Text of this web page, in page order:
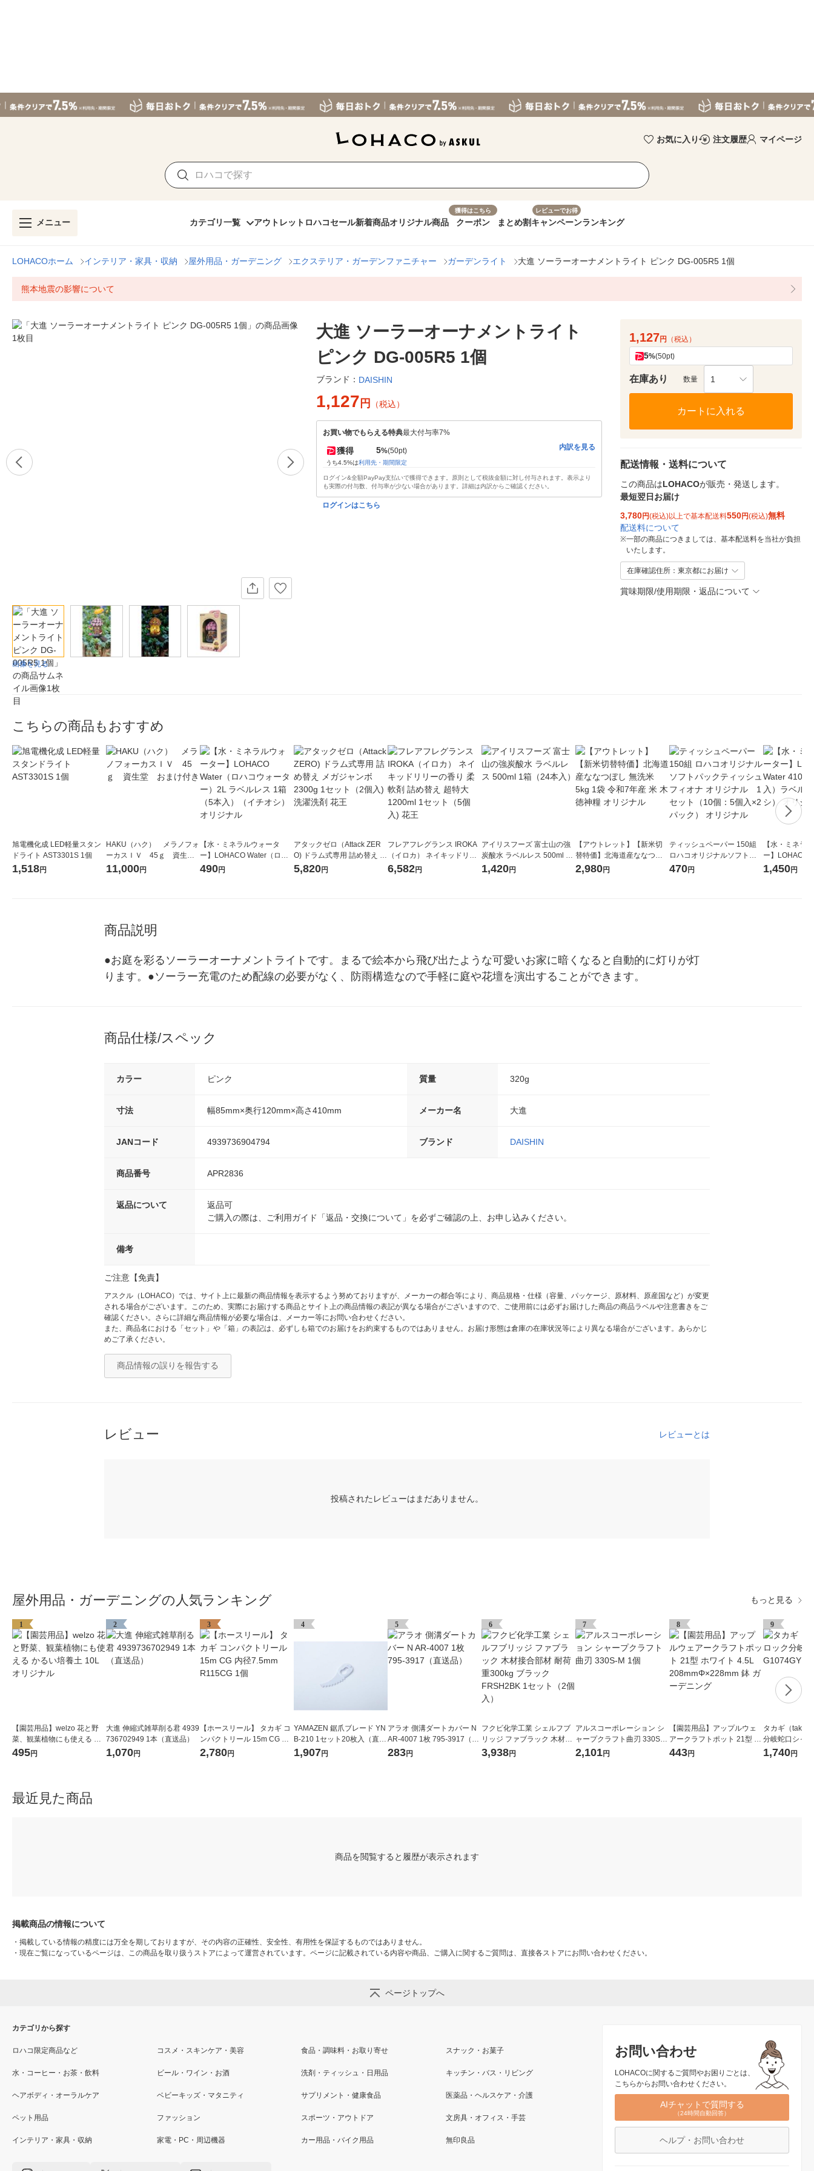
お気に入り 注文履歴 マイページ
メニュー カテゴリ一覧 アウトレット ロハコセール新着商品オリジナル商品
獲得はこちら
クーポン まとめ割
レビューでお得
キャンペーンランキング
LOHACOホーム インテリア・家具・収納 屋外用品・ガーデニング エクステリア・ガーデンファニチャー ガーデンライト 大進 ソーラーオーナメントライト ピンク DG-005R5 1個
熊本地震の影響について
画像を見る
大進 ソーラーオーナメントライト
ピンク DG-005R5 1個
ブランド： DAISHIN
1,127 円 （税込）
お買い物でもらえる特典最大付与率7%
獲得 5%(50pt)
うち4.5%は利用先・期間限定
内訳を見る
ログイン&全額PayPay支払いで獲得できます。原則として税抜金額に対し付与されます。表示より
も実際の付与数、付与率が少ない場合があります。詳細は内訳からご確認ください。
ログインはこちら
1,127円 （税込）
5%(50pt)
在庫あり 数量 1
カートに入れる
配送情報・送料について
この商品はLOHACOが販売・発送します。
最短翌日お届け
3,780円(税込)以上で基本配送料550円(税込)無料
配送料について
※一部の商品につきましては、基本配送料を当社が負担
いたします。
在庫確認住所：東京都にお届け
賞味期限/使用期限・返品について
こちらの商品もおすすめ
旭電機化成 LED軽量スタン
ドライト AST3301S 1個
1,518円
HAKU（ハク） メラノフォ
ーカスＩＶ 45ｇ 資生
堂 おまけ付き
11,000円
【水・ミネラルウォータ
ー】LOHACO Water（ロハ
コウォーター）2L ラベルレ
490円
アタックゼロ（Attack ZER
O) ドラム式専用 詰め替え メ
ガジャンボ 2300g 1セット
5,820円
フレアフレグランス IROKA
（イロカ） ネイキッドリリ
ーの香り 柔軟剤 詰め替え 超
6,582円
アイリスフーズ 富士山の強
炭酸水 ラベルレス 500ml 1
箱（24本入）
1,420円
【アウトレット】【新米切
替特価】北海道産ななつぼ
し 無洗米 5kg 1袋 令和7年産
2,980円
ティッシュペーパー 150組
ロハコオリジナルソフトパ
ックティッシュ フィオナ オ
470円
【水・ミネラ
ー】LOHACO
1箱（20本入
1,450円
商品説明
●お庭を彩るソーラーオーナメントライトです。まるで絵本から飛び出たような可愛いお家に暗くなると自動的に灯りが灯
ります。●ソーラー充電のため配線の必要がなく、防雨構造なので手軽に庭や花壇を演出することができます。
商品仕様/スペック
カラー ピンク 質量 320g
寸法 幅85mm×奥行120mm×高さ410mm メーカー名 大進
JANコード 4939736904794 ブランド DAISHIN
商品番号 APR2836
返品について
返品可
ご購入の際は、ご利用ガイド「返品・交換について」を必ずご確認の上、お申し込みください。
備考
ご注意【免責】
アスクル（LOHACO）では、サイト上に最新の商品情報を表示するよう努めておりますが、メーカーの都合等により、商品規格・仕様（容量、パッケージ、原材料、原産国など）が変更
される場合がございます。このため、実際にお届けする商品とサイト上の商品情報の表記が異なる場合がございますので、ご使用前には必ずお届けした商品の商品ラベルや注意書きをご
確認ください。さらに詳細な商品情報が必要な場合は、メーカー等にお問い合わせください。
また、商品名における「セット」や「箱」の表記は、必ずしも箱でのお届けをお約束するものではありません。お届け形態は倉庫の在庫状況等により異なる場合がございます。あらかじ
めご了承ください。
商品情報の誤りを報告する
レビュー レビューとは
投稿されたレビューはまだありません。
屋外用品・ガーデニングの人気ランキング もっと見る
1
【園芸用品】welzo 花と野
菜、観葉植物にも使える か
るい培養土 10L オリジナル
495円
2
大進 伸縮式雑草削る君 4939
736702949 1本（直送品）
1,070円
3
【ホースリール】 タカギ コ
ンパクトリール 15m CG 内
径7.5mm R115CG 1個
2,780円
4
YAMAZEN 鋸爪ブレード YN
B-210 1セット20枚入（直送
品）
1,907円
5
アラオ 側溝ダートカバー N
AR-4007 1枚 795-3917（直
送品）
283円
6
フクビ化学工業 シェルフブ
リッジ ファブラック 木材接
合部材 耐荷重300kg ブラッ
3,938円
7
アルスコーポレーション シ
ャープクラフト曲刃 330S-M
1個
2,101円
8
【園芸用品】アップルウェ
アークラフトポット 21型 ホ
ワイト 4.5L 208mmΦ×228m
443円
9
タカギ（
分岐蛇口シャ
散水用品
1,740円
最近見た商品
商品を閲覧すると履歴が表示されます
掲載商品の情報について
・ 掲載している情報の精度には万全を期しておりますが、その内容の正確性、安全性、有用性を保証するものではありません。
・ 現在ご覧になっているページは、この商品を取り扱うストアによって運営されています。ページに記載されている内容や商品、ご購入に関するご質問は、直接各ストアにお問い合わせください。
ページトップへ
お問い合わせ
LOHACOに関するご質問やお困りごとは、
こちらからお問い合わせください。
AIチャットで質問する
（24時間自動回答）
ヘルプ・お問い合わせ
カテゴリから探す
ロハコ限定商品など コスメ・スキンケア・美容 食品・調味料・お取り寄せ スナック・お菓子
水・コーヒー・お茶・飲料 ビール・ワイン・お酒 洗剤・ティッシュ・日用品 キッチン・バス・リビング
ヘアボディ・オーラルケア ベビーキッズ・マタニティ サプリメント・健康食品 医薬品・ヘルスケア・介護
ペット用品 ファッション スポーツ・アウトドア 文房具・オフィス・手芸
インテリア・家具・収納 家電・PC・周辺機器 カー用品・バイク用品 無印良品